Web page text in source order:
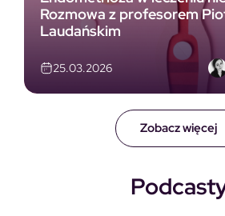
Zobacz więcej
Rozmowa z profesorem
Laudańskim
25.03.2026